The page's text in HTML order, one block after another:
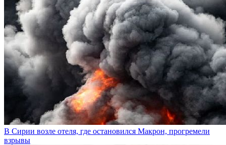
В Сирии возле отеля, где остановился Макрон, прогремели
взрывы